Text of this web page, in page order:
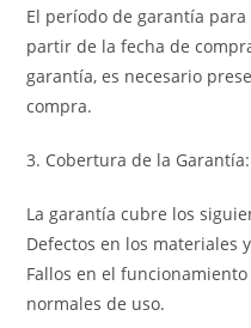
El período de garantía
partir de la fecha de
garantía, es necesario
compra.
3. Cobertura de la Garantía:
La garantía cubre los
Defectos en los materiales
Fallos en el
normales de uso.